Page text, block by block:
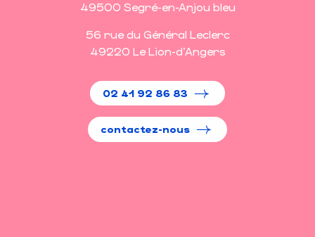
49500 Segré-en-Anjou bleu
56 rue du Général Leclerc
49220 Le Lion-d'Angers
02 41 92 86 83
contactez-nous